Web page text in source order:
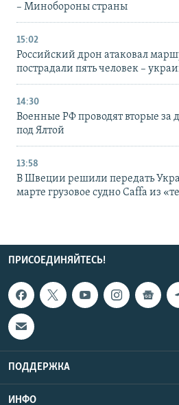
– Минобороны страны
15:02
Российский дрон атаковал
пострадали пять человек –
14:30
Военные РФ проводят вторые за
под Ялтой
13:58
В Швеции решили передать
марте грузовое судно Caffa из
ПРИСОЕДИНЯЙТЕСЬ!
ПОДДЕРЖКА
ИНФО